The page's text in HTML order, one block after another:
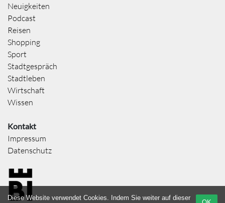
Neuigkeiten
Podcast
Reisen
Shopping
Sport
Stadtgespräch
Stadtleben
Wirtschaft
Wissen
Kontakt
Impressum
Datenschutz
Diese Website verwendet Cookies. Indem Sie weiter auf dieser